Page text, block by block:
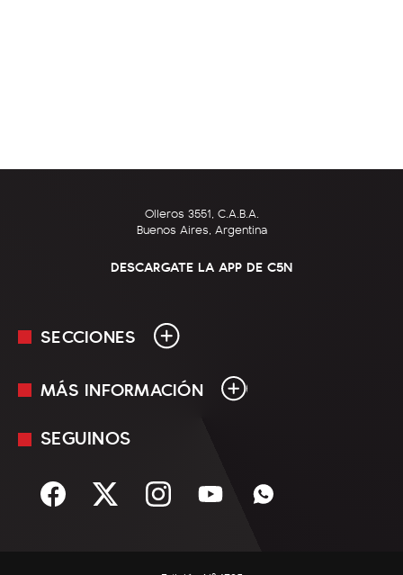
Olleros 3551, C.A.B.A.
Buenos Aires, Argentina
DESCARGATE LA APP DE C5N
SECCIONES
En Vivo
Sociedad
MÁS INFORMACIÓN
Mediakit
Términos y condiciones
SEGUINOS